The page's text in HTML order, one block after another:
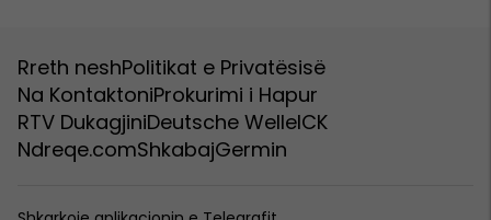
Rreth neshPolitikat e Privatësisë
Na KontaktoniProkurimi i Hapur
RTV DukagjiniDeutsche WelleICK
Ndreqe.comShkabajGermin